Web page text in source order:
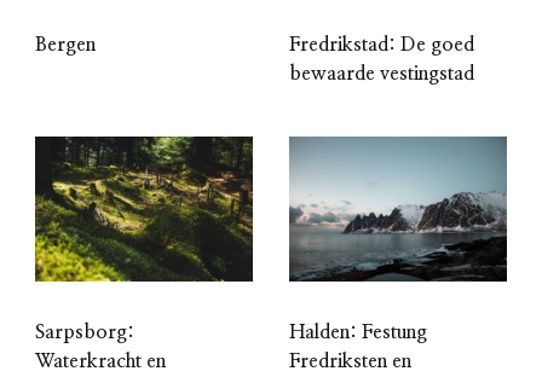
Bergen
Fredrikstad: De goed
bewaarde vestingstad
Sarpsborg:
Waterkracht en
Halden: Festung
Fredriksten en